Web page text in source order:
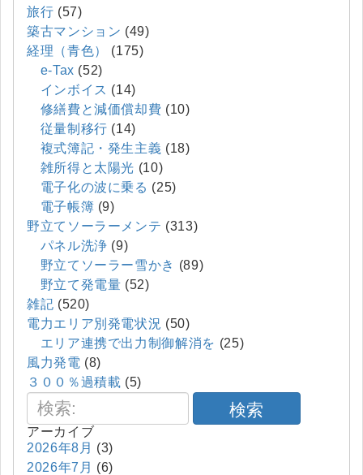
旅行 (57)
築古マンション (49)
経理（青色）
(175)
e-Tax (52)
インボイス (14)
修繕費と減価償却費 (10)
従量制移行 (14)
複式簿記・発生主義 (18)
雑所得と太陽光 (10)
電子化の波に乗る (25)
電子帳簿 (9)
野立てソーラーメンテ (313)
パネル洗浄 (9)
野立てソーラー雪かき (89)
野立て発電量 (52)
雑記 (520)
電力エリア別発電状況 (50)
エリア連携で出力制御解消を (25)
風力発電 (8)
３００％過積載 (5)
検索
アーカイブ
2026年8月 (3)
2026年7月 (6)